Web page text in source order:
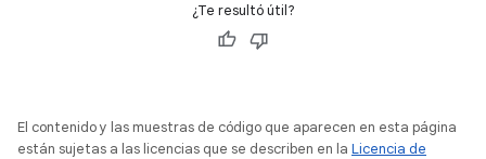
¿Te resultó útil?
El contenido y las muestras de código que aparecen en esta página
están sujetas a las licencias que se describen en la Licencia de